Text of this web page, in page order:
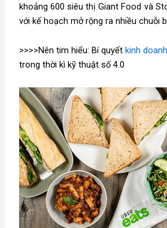
khoảng 600 siêu thị Giant Food và
với kế hoạch mở rộng ra nhiều chuỗi
>>>>Nên tim hiểu: Bí quyết kinh
trong thời kì kỹ thuật số 4.0